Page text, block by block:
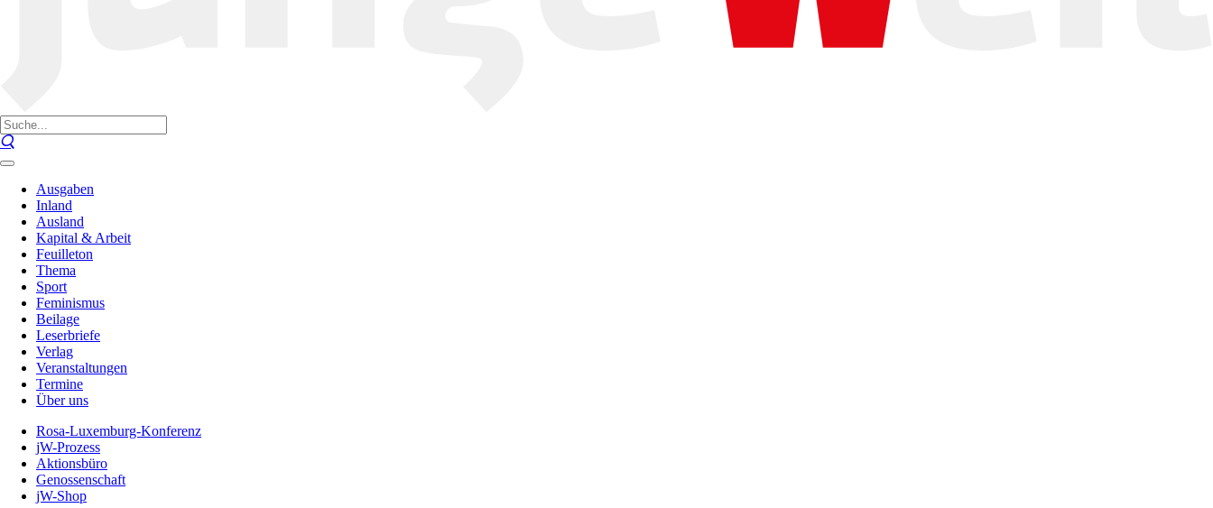
Ausgaben
Inland
Ausland
Kapital & Arbeit
Feuilleton
Thema
Sport
Feminismus
Beilage
Leserbriefe
Verlag
Veranstaltungen
Termine
Über uns
Rosa-Luxemburg-Konferenz
jW-Prozess
Aktionsbüro
Genossenschaft
jW-Shop